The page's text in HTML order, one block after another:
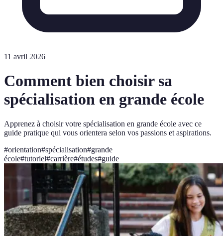
11 avril 2026
Comment bien choisir sa
spécialisation en grande école
Apprenez à choisir votre spécialisation en grande école avec ce
guide pratique qui vous orientera selon vos passions et aspirations.
#orientation#spécialisation#grande
école#tutoriel#carrière#études#guide